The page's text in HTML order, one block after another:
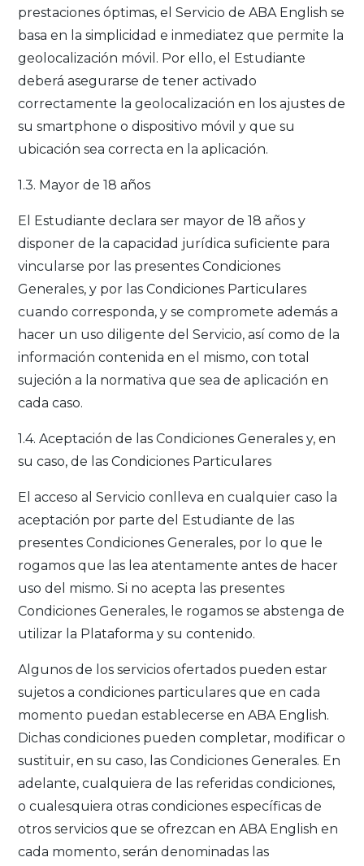
prestaciones óptimas, el Servicio de ABA English se
basa en la simplicidad e inmediatez que permite la
geolocalización móvil. Por ello, el Estudiante
deberá asegurarse de tener activado
correctamente la geolocalización en los ajustes de
su smartphone o dispositivo móvil y que su
ubicación sea correcta en la aplicación.
1.3. Mayor de 18 años
El Estudiante declara ser mayor de 18 años y
disponer de la capacidad jurídica suficiente para
vincularse por las presentes Condiciones
Generales, y por las Condiciones Particulares
cuando corresponda, y se compromete además a
hacer un uso diligente del Servicio, así como de la
información contenida en el mismo, con total
sujeción a la normativa que sea de aplicación en
cada caso.
1.4. Aceptación de las Condiciones Generales y, en
su caso, de las Condiciones Particulares
El acceso al Servicio conlleva en cualquier caso la
aceptación por parte del Estudiante de las
presentes Condiciones Generales, por lo que le
rogamos que las lea atentamente antes de hacer
uso del mismo. Si no acepta las presentes
Condiciones Generales, le rogamos se abstenga de
utilizar la Plataforma y su contenido.
Algunos de los servicios ofertados pueden estar
sujetos a condiciones particulares que en cada
momento puedan establecerse en ABA English.
Dichas condiciones pueden completar, modificar o
sustituir, en su caso, las Condiciones Generales. En
adelante, cualquiera de las referidas condiciones,
o cualesquiera otras condiciones específicas de
otros servicios que se ofrezcan en ABA English en
cada momento, serán denominadas las